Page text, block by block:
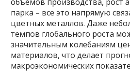
парка – все это напрямую
цветных металлов. Даже
темпов глобального роста
значительным колебаниям
материалов, что делает
макроэкономических